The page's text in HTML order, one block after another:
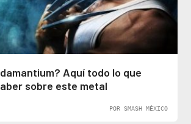
Aquí todo lo que
sobre este metal
POR SMASH MÉXICO